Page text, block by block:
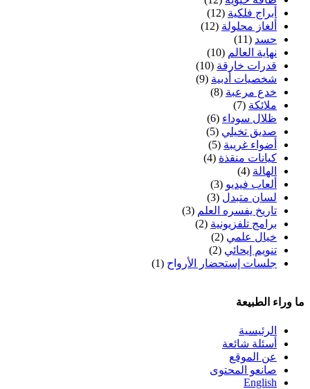
أبراج فلكية (12)
ألغاز محلولة (12)
حسد (11)
نهاية العالم (10)
قدرات خارقة (10)
شخصيات أدبية (9)
خدع مرعبة (8)
ملائكة (7)
ظلال سوداء (6)
صديق تخيلي (5)
أضواء غريبة (5)
كيانات منقذة (4)
الهالة (4)
ألعاب فيديو (3)
لسان متبدل (3)
تاريخ يفسره العلم (3)
برامج تلفزيونية (2)
خيال علمي (2)
تنويم إيحائي (2)
جلسات إستحضار الأرواح (1)
ما وراء الطبيعة
الرئيسية
أسئلة شائعة
عن الموقع
صانعو المحتوى
English